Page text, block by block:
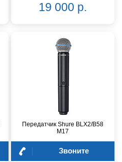
19 000 р.
Передатчик Shure BLX2/B58
M17
Звоните